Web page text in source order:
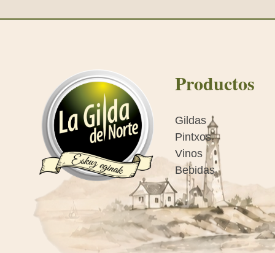
Productos
Gildas
Pintxos
Vinos
Bebidas